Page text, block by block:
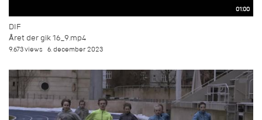
01:00
DIF
Året der gik 16_9.mp4
9.673 views 6. december 2023